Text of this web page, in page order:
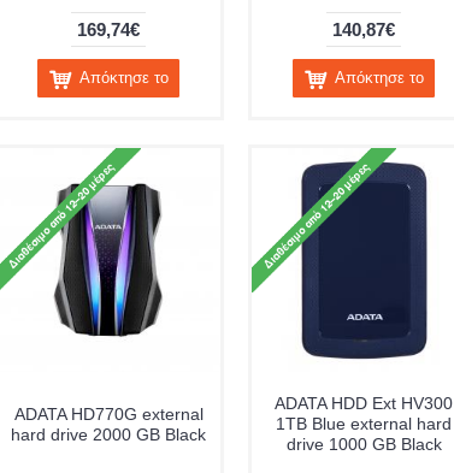
169,74€
Απόκτησε το
140,87€
Απόκτησε το
ADATA HD770G external
hard drive 2000 GB Black
ADATA HDD Ext HV300
1TB Blue external hard
drive 1000 GB Black